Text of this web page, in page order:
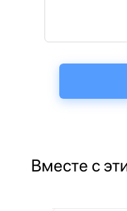
Вместе с